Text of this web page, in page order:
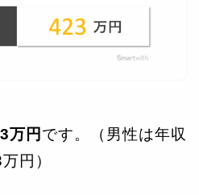
万円 です。（男性は年収
円）